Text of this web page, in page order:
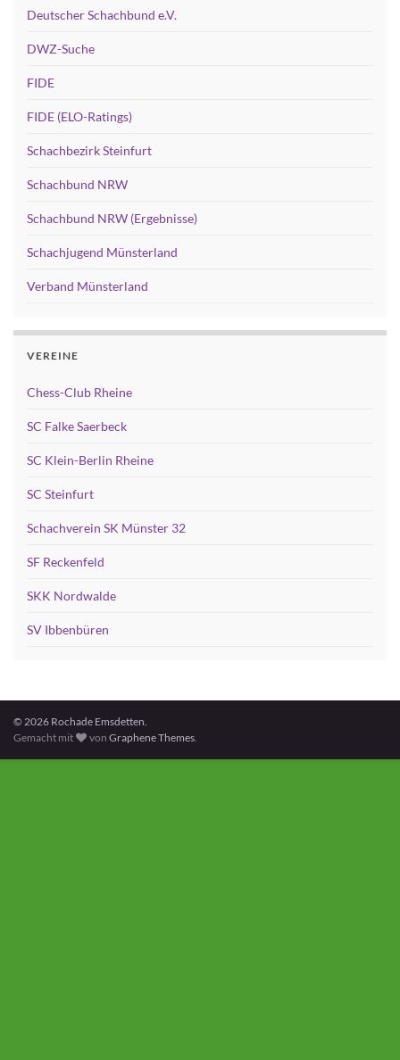
Deutscher Schachbund e.V.
DWZ-Suche
FIDE
FIDE (ELO-Ratings)
Schachbezirk Steinfurt
Schachbund NRW
Schachbund NRW (Ergebnisse)
Schachjugend Münsterland
Verband Münsterland
VEREINE
Chess-Club Rheine
SC Falke Saerbeck
SC Klein-Berlin Rheine
SC Steinfurt
Schachverein SK Münster 32
SF Reckenfeld
SKK Nordwalde
SV Ibbenbüren
© 2026 Rochade Emsdetten.
Gemacht mit
vonGraphene Themes